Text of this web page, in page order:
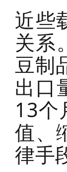
近些
关系
豆制
出口
13个
值、
律手